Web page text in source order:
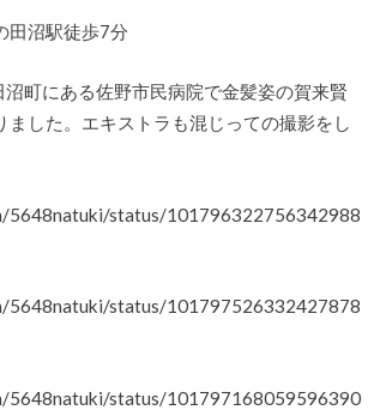
田沼駅徒歩7分
町にある佐野市民病院で金髪姿の賀来賢
ました。エキストラも混じっての撮影をし
status/101796322756342988
status/101797526332427878
status/101797168059596390